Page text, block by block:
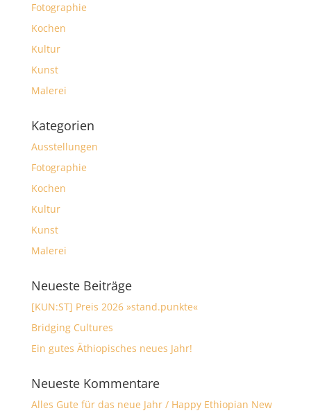
Fotographie
Kochen
Kultur
Kunst
Malerei
Kategorien
Ausstellungen
Fotographie
Kochen
Kultur
Kunst
Malerei
Neueste Beiträge
[KUN:ST] Preis 2026 »stand.punkte«
Bridging Cultures
Ein gutes Äthiopisches neues Jahr!
Neueste Kommentare
Alles Gute für das neue Jahr / Happy Ethiopian New